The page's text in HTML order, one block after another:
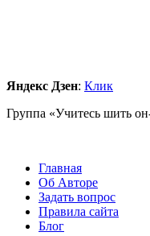
Яндекс Дзен: Клик
Группа «Учитесь шить
Главная
Об Авторе
Задать вопрос
Правила сайта
Блог